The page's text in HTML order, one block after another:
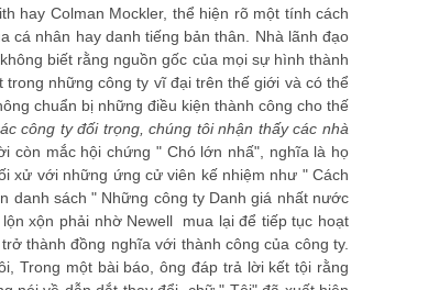
hay Colman Mockler, thể hiện rõ một tính cách
cá nhân hay danh tiếng bản thân. Nhà lãnh đạo
biết rằng nguồn gốc của mọi sự hình thành
những công ty vĩ đại trên thế giới và có thể
chuẩn bị những điều kiện thành công cho thế
công ty đối trọng, chúng tôi nhận thấy các nhà
còn mắc hội chứng " Chó lớn nhấ", nghĩa là họ
xử với những ứng cử viên kế nhiệm như " Cách
danh sách " Những công ty Danh giá nhất nước
xộn phải nhờ Newell mua lại để tiếp tục hoạt
thành đồng nghĩa với thành công của công ty.
Trong một bài báo, ông đáp trả lời kết tội rằng